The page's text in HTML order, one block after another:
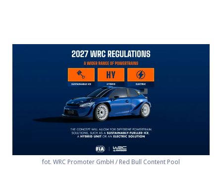
fot. WRC Promoter GmbH / Red Bull Content Pool